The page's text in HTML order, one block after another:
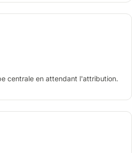
centrale en attendant l'attribution.